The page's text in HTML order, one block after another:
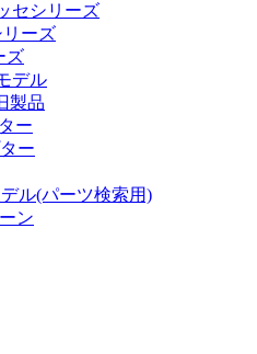
セシリーズ
ーズ
ズ
デル
製品
ー
ー
ル(パーツ検索用)
ン